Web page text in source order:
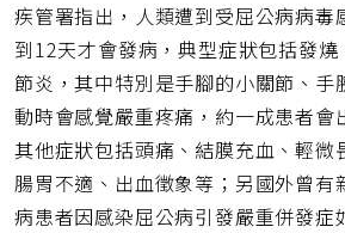
疾管署指出，人類遭到受屈公病病毒
到12天才會發病，典型症狀包括發
節炎，其中特別是手腳的小關節、手
動時會感覺嚴重疼痛，約一成患者會
其他症狀包括頭痛、結膜充血、輕微
腸胃不適、出血徵象等；另國外曾有
病患者因感染屈公病引發嚴重併發症